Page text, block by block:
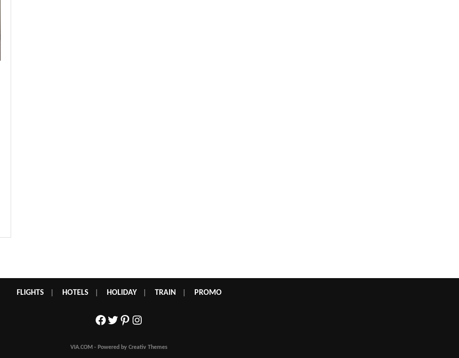
FLIGHTS HOTELS HOLIDAY| TRAIN PROMO
Facebook
Twitter
Pinterest
Instagram
VIA.COM - Powered by Creativ Themes